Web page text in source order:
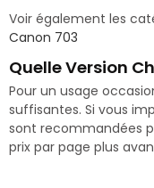
Voir également les
Canon 703
Quelle Version
Pour un usage
suffisantes. Si vous
sont recommandées
prix par page plus